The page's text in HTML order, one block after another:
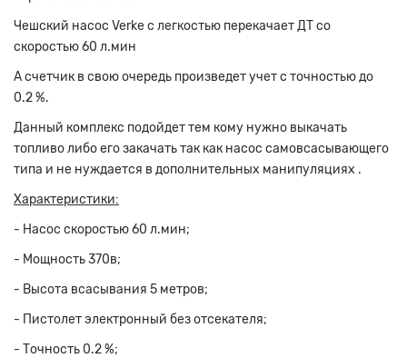
Чешский насос Verke c легкостью перекачает ДТ со
скоростью 60 л.мин
А счетчик в свою очередь произведет учет с точностью до
0.2 %.
Данный комплекс подойдет тем кому нужно выкачать
топливо либо его закачать так как насос самовсасывающего
типа и не нуждается в дополнительных манипуляциях .
Характеристики:
- Насос скоростью 60 л.мин;
- Мощность 370в;
- Высота всасывания 5 метров;
- Пистолет электронный без отсекателя;
- Точность 0.2 %;